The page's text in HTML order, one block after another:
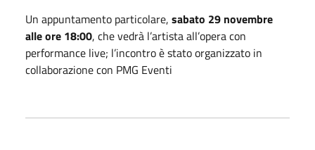
Un appuntamento particolare, sabato 29 novembre
alle ore 18:00, che vedrà l’artista all’opera con
performance live; l’incontro è stato organizzato in
collaborazione con PMG Eventi